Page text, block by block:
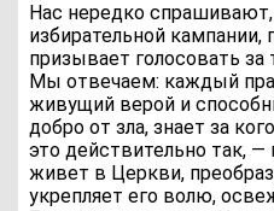
Нас нередко
избирательной
призывает голосовать за
Мы отвечаем: каждый
живущий верой и
добро от зла, знает за
это действительно так,
живет в Церкви,
укрепляет его волю,